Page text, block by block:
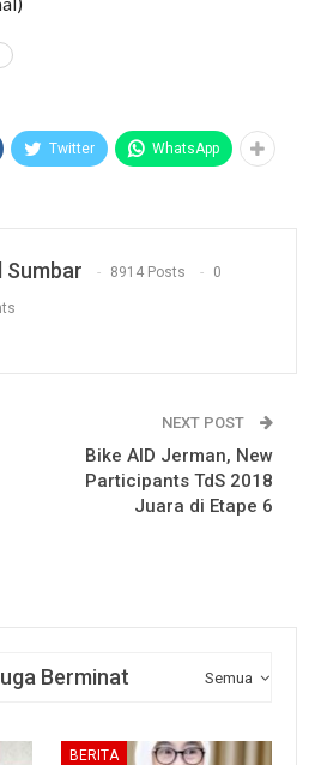
Twitter WhatsApp
Sumbar 8914 Posts 0
NEXT POST
Bike AID Jerman, New
Participants TdS 2018
Juara di Etape 6
Semua
Berminat
BERITA